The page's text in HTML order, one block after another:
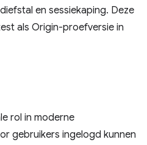
en sessiekaping. Deze
als Origin-proefversie in
rol in moderne
gebruikers ingelogd kunnen